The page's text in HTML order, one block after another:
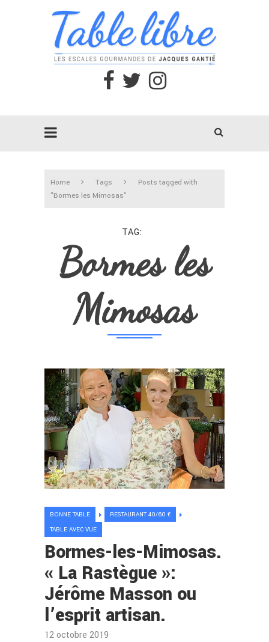
Home Tags
Posts tagged with
"Bormes les Mimosas"
TAG
Bormes les
Mimosas
BONNE TABLE
RESTAURANT 40/60 €
TABLE AVEC VUE
Bormes-les-Mimosas.
« La Rastègue »:
Jérôme Masson ou
l’esprit artisan.
12 octobre 2019